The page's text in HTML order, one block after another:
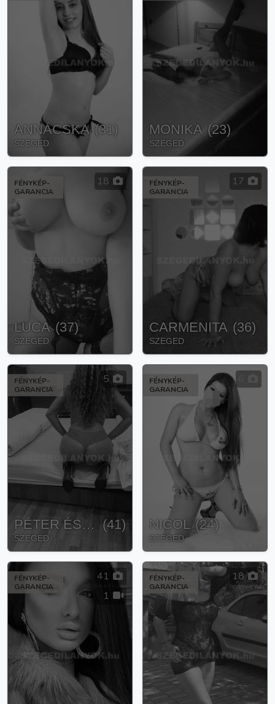
ANNÁCSKA (31)
SZEGED
MONIKA (23)
SZEGED
FÉNYKÉP-
GARANCIA
18
LUCA (37)
SZEGED
FÉNYKÉP-
GARANCIA
17
CARMENITA (36)
SZEGED
FÉNYKÉP-
GARANCIA
5
PÉTER ÉS LÉNA (41)
SZEGED
FÉNYKÉP-
GARANCIA
NICOL (24)
SZEGED
FÉNYKÉP-
GARANCIA
41
1
FÉNYKÉP-
GARANCIA
18